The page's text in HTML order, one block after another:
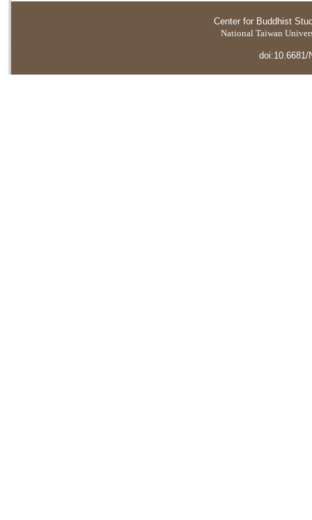
Center for Buddhist
National Taiwan
doi:10.6681/